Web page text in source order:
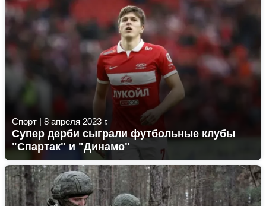
Спорт | 8 апреля 2023 г.
Супер дерби сыграли футбольные клубы
"Спартак" и "Динамо"